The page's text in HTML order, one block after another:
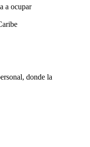
a ocupar
donde la